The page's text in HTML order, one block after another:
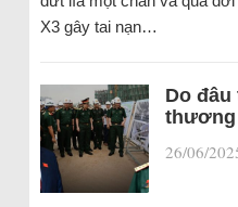
X3 gây tai nạn…
Do
thương
26/06/